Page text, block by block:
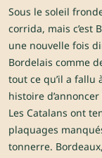
Sous le soleil
corrida, mais c’est
une nouvelle fois
Bordelais comme
tout ce qu’il a fallu
histoire
Les Catalans ont
plaquages
tonnerre.